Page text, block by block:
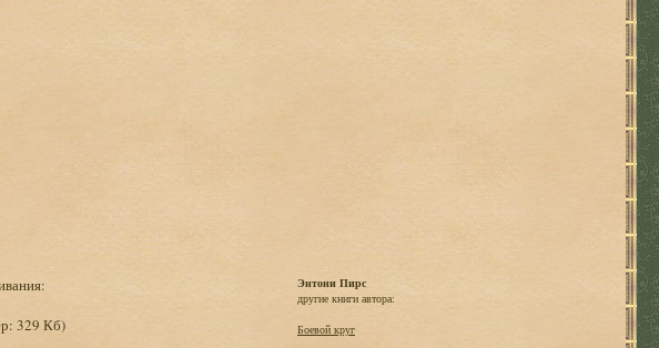
329 Кб)
Энтони Пирс
другие книги автора:
Боевой круг